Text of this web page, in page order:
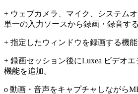
+ ウェブカメラ、マイク、システム
単一の入力ソースから録画・録音す
+ 指定したウィンドウを録画する機能
+ 録画セッション後にLuxea ビデオ
機能を追加。
o 動画・音声をキャプチャしながら